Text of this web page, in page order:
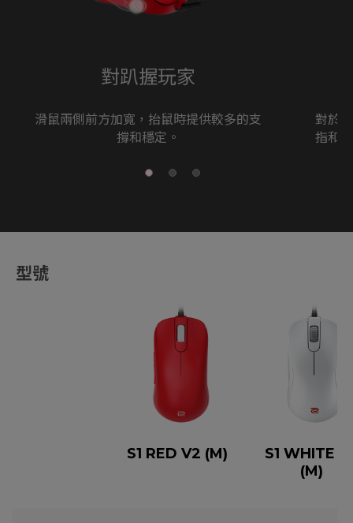
對趴握玩家
滑鼠兩側前方加寬，抬鼠時提供較多的支
撐和穩定。
對於
指和
型號
S1 RED V2 (M)
S1 WHITE
(M)